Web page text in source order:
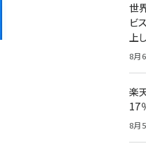
世
ビ
上
8月
楽
17
8月